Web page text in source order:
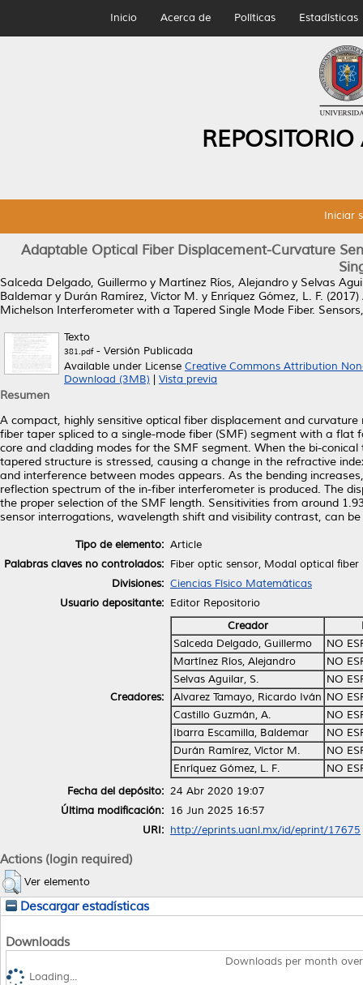
Inicio Acerca de Políticas Estadísticas
Iniciar
Adaptable Optical Fiber Displacement-Curvature
Salceda Delgado, Guillermo y Martínez Ríos, Alejandro y Selvas
Baldemar y Durán Ramírez, Víctor M. y Enríquez Gómez, L. F. (2017)
Michelson Interferometer with a Tapered Single Mode Fiber.
Texto
381.pdf- Versión Publicada
Available under License Creative Commons Attribution
Download (3MB)
Vista previa
Resumen
A compact, highly sensitive optical fiber displacement and
fiber taper spliced to a single-mode fiber (SMF) segment with a
core and cladding modes for the SMF segment. When the bi-
tapered structure is stressed, causing a change in the refractive
and interference between modes appears. As the bending
reflection spectrum of the in-fiber interferometer is produced. The
the proper selection of the SMF length. Sensitivities from around
sensor interrogations, wavelength shift and visibility contrast, can
Tipo de elemento: Article
Palabras claves no controlados: Fiber optic sensor, Modal optical
Divisiones: Ciencias Físico Matemáticas
Usuario depositante: Editor Repositorio
Creadores:
Creador
Salceda Delgado, Guillermo
NO
Martínez Ríos, Alejandro
NO
Selvas Aguilar, S.
NO
Alvarez Tamayo, Ricardo Iván NO
Castillo Guzmán, A.
NO
Ibarra Escamilla, Baldemar
NO
Durán Ramírez, Víctor M.
NO
Enríquez Gómez, L. F.
NO
Fecha del depósito: 24 Abr 2020 19:07
Última modificación: 16 Jun 2025 16:57
URI: http://eprints.uanl.mx/id/eprint/17675
Actions (login required)
Ver elemento
Descargar estadísticas
Downloads
Downloads per month
Loading...